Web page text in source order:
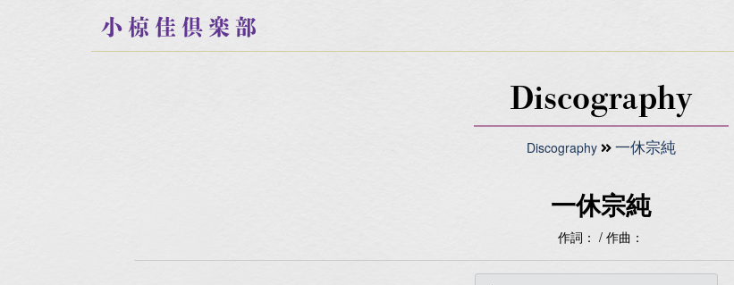
小椋佳倶楽部
Discography
Discography 一休宗純
一休宗純
作詞： / 作曲：